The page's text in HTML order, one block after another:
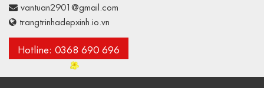
vantuan2901@gmail.com
trangtrinhadepxinh.io.vn
Hotline: 0368 690 696